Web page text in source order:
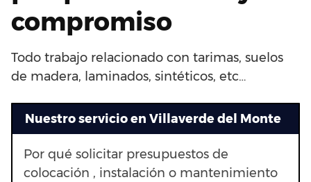
compromiso
Todo trabajo relacionado con tarimas, suelos
de madera, laminados, sintéticos, etc…
Nuestro servicio en Villaverde del Monte
Por qué solicitar presupuestos de
colocación , instalación o mantenimiento